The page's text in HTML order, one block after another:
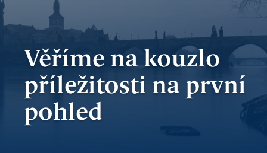
Věříme na kouzlo
příležitosti na první
pohled